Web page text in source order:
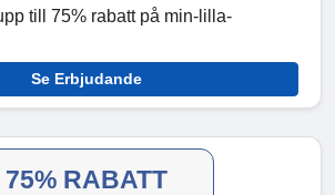
till 75% rabatt på min-lilla-
Se Erbjudande
75% RABATT